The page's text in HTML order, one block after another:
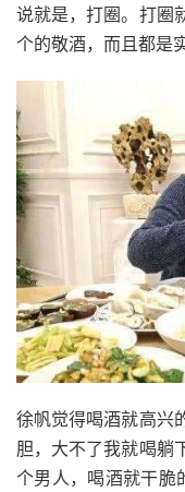
说就是，打圈。打圈
个的敬酒，而且都是
徐帆觉得喝酒就高兴
胆，大不了我就喝躺
个男人，喝酒就干脆